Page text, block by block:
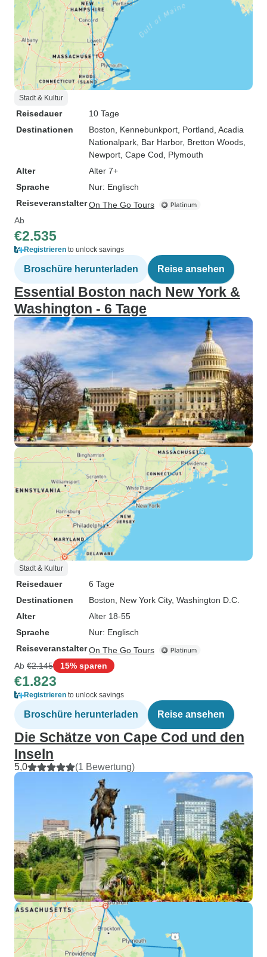
Stadt & Kultur
Reisedauer
10 Tage
Destinationen
Boston , Kennebunkport , Portland , Acadia
Nationalpark , Bar Harbor, Bretton Woods
Newport , Cape Cod , Plymouth
Alter
Alter 7+
Sprache
Nur: Englisch
ReiseveranstalterOn The Go Tours
Ab
€2.535
Registrieren to unlock savings
Broschüre herunterladen Reise ansehen
Essential Boston nach New York &
Washington - 6 Tage
Stadt & Kultur
Reisedauer
6 Tage
Destinationen
Boston , New York City, Washington D.C.
Alter
Alter 18-55
Sprache
Nur: Englisch
ReiseveranstalterOn The Go Tours
Ab €2.145 15% sparen
€1.823
Registrieren to unlock savings
Broschüre herunterladen Reise ansehen
Die Schätze von Cape Cod und den
Inseln
5,0 (1 Bewertung)